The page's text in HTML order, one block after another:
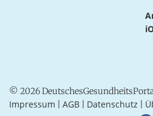
© 2026
Impressum AGB Datenschutz